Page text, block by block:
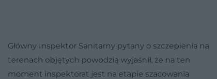
Główny Inspektor Sanitarny pytany o szczepienia na
terenach objętych powodzią wyjaśnił, że na ten
moment inspektorat jest na etapie szacowania